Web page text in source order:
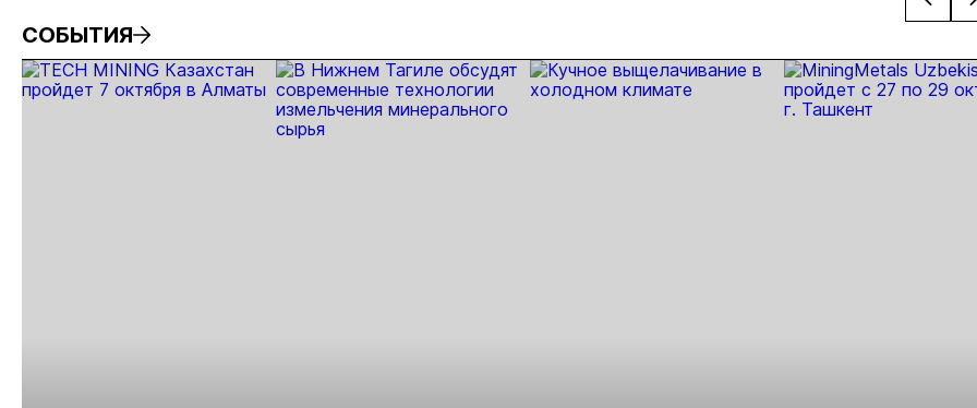
конференции
«Золото и
технологии
итоги и
перспективы
развития
отрасли
2019»
«Золото и
технологии»
СОБЫТИЯ